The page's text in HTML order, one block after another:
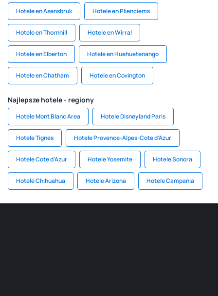
Hotele en Asensbruk Hotele en Plienciems
Hotele en Thornhill Hotele en Wirral
Hotele en Elberton Hotele en Huehuetenango
Hotele en Chatham Hotele en Covington
Najlepsze hotele - regiony
Hotele Mont Blanc Area Hotele Disneyland Paris
Hotele Tignes Hotele Provence-Alpes-Cote d'Azur
Hotele Cote d'Azur Hotele Yosemite Hotele Sonora
Hotele Chihuahua Hotele Arizona Hotele Campania